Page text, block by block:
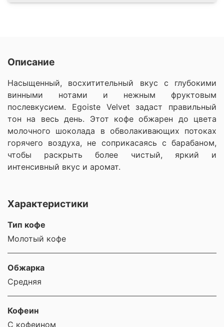
Описание
Насыщенный, восхитительный вкус с глубокими
винными нотами и нежным фруктовым
послевкусием. Egoiste Velvet задаст правильный
тон на весь день. Этот кофе обжарен до цвета
молочного шоколада в обволакивающих потоках
горячего воздуха, не соприкасаясь с барабаном,
чтобы раскрыть более чистый, яркий и
интенсивный вкус и аромат.
Характеристики
Тип кофе
Молотый кофе
Обжарка
Средняя
Кофеин
С кофеином